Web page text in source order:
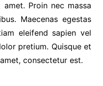
Proin nec massa
Maecenas egestas
eleifend sapien vel
pretium. Quisque et
consectetur est.